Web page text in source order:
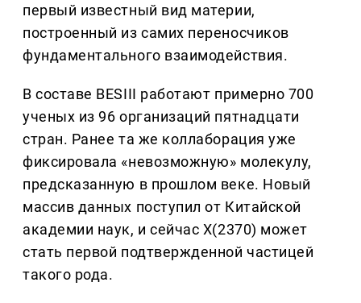
первый известный вид материи,
построенный из самих переносчиков
фундаментального взаимодействия.
В составе BESIII работают примерно 700
ученых из 96 организаций пятнадцати
стран. Ранее та же коллаборация уже
фиксировала «невозможную» молекулу,
предсказанную в прошлом веке. Новый
массив данных поступил от Китайской
академии наук, и сейчас X(2370) может
стать первой подтвержденной частицей
такого рода.